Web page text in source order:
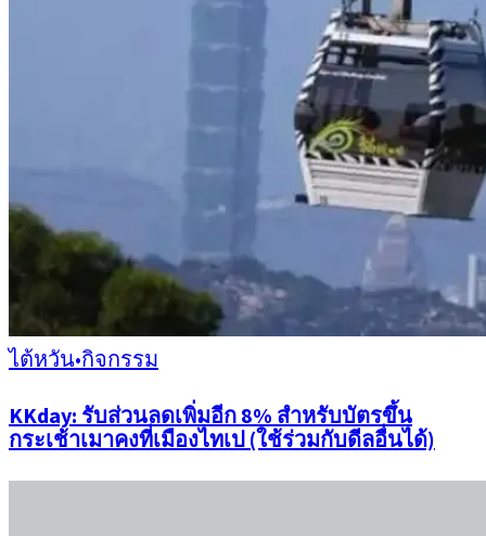
ไต้หวัน•กิจกรรม
KKday: รับส่วนลดเพิ่มอีก 8% สำหรับบัตรขึ้น
กระเช้าเมาคงที่เมืองไทเป (ใช้ร่วมกับดีลอื่นได้)